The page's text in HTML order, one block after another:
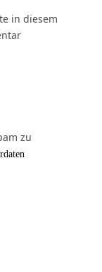
in diesem
zu